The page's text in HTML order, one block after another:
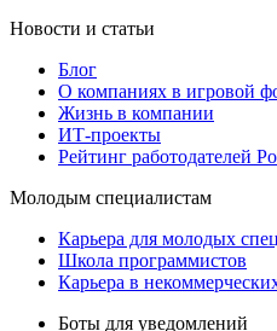
Новости и статьи
Блог
О компаниях в игровой
Жизнь в компании
ИТ-проекты
Рейтинг работодателей
Молодым специалистам
Карьера для молодых
Школа программистов
Карьера в
Боты для уведомлений